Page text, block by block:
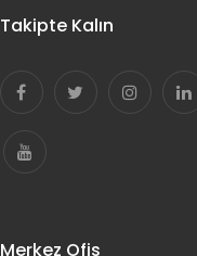
Takipte Kalın
Merkez Ofis